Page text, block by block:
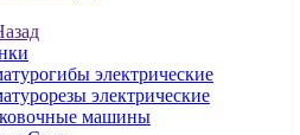
электрические
электрические
машины